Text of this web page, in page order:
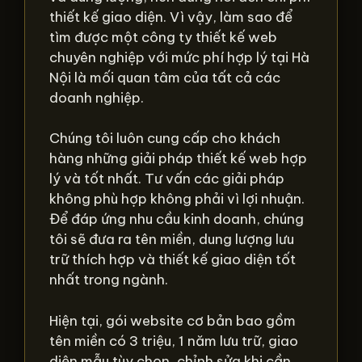
thiết kế giao diện. Vì vậy, làm sao để
tìm được một công ty thiết kế web
chuyên nghiệp với mức phí hợp lý tại Hà
Nội là mối quan tâm của tất cả các
doanh nghiệp.
Chúng tôi luôn cung cấp cho khách
hàng những giải pháp thiết kế web hợp
lý và tốt nhất. Tư vấn các giải pháp
không phù hợp không phải vì lợi nhuận.
Để đáp ứng nhu cầu kinh doanh, chúng
tôi sẽ đưa ra tên miền, dung lượng lưu
trữ thích hợp và thiết kế giao diện tốt
nhất trong ngành.
Hiện tại, gói website cơ bản bao gồm
tên miền có 3 triệu, 1 năm lưu trữ, giao